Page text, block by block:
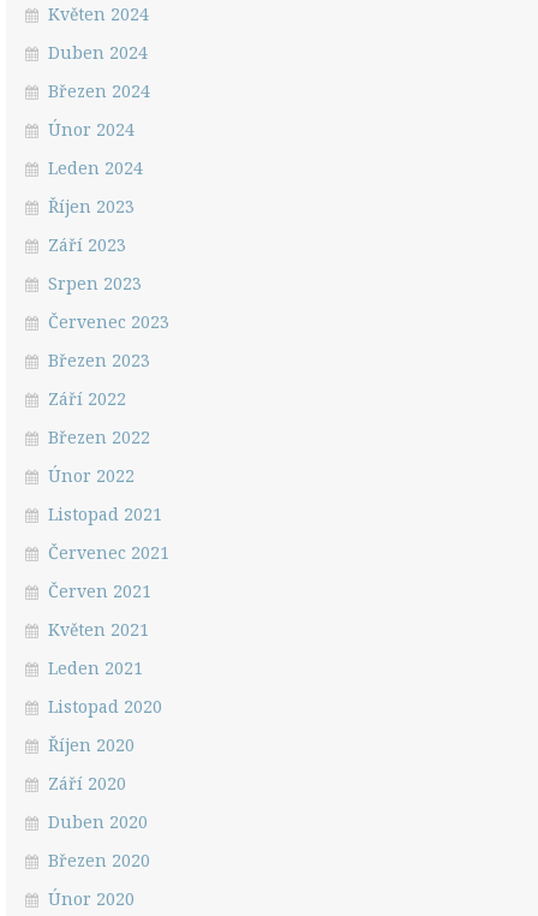
Květen 2024
Duben 2024
Březen 2024
Únor 2024
Leden 2024
Říjen 2023
Září 2023
Srpen 2023
Červenec 2023
Březen 2023
Září 2022
Březen 2022
Únor 2022
Listopad 2021
Červenec 2021
Červen 2021
Květen 2021
Leden 2021
Listopad 2020
Říjen 2020
Září 2020
Duben 2020
Březen 2020
Únor 2020